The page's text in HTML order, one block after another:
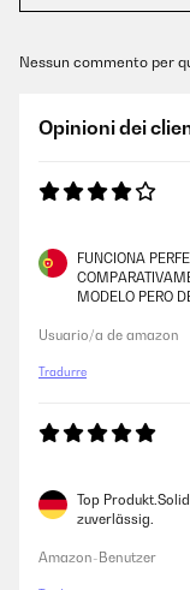
Nessun commento per
Opinioni dei
FUNCIONA
MODELO PERO
Usuario/a de amazon
Tradurre
Top
zuverlässig.
Amazon-Benutzer